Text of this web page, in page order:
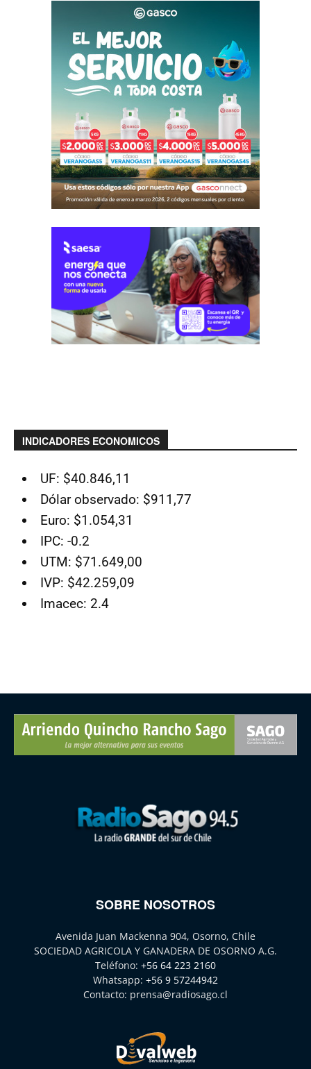
INDICADORES ECONOMICOS
UF: $40.846,11
Dólar observado: $911,77
Euro: $1.054,31
IPC: -0.2
UTM: $71.649,00
IVP: $42.259,09
Imacec: 2.4
SOBRE NOSOTROS
Avenida Juan Mackenna 904, Osorno, Chile
SOCIEDAD AGRICOLA Y GANADERA DE OSORNO A.G.
Teléfono: +56 64 223 2160
Whatsapp: +56 9 57244942
Contacto: prensa@radiosago.cl